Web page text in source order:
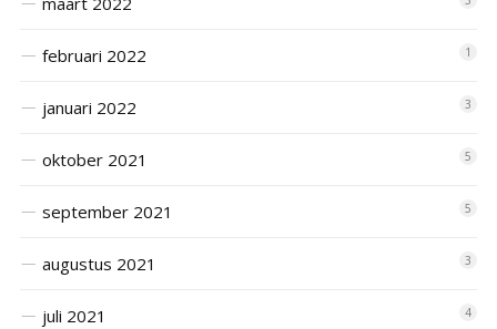
februari 2022 1
januari 2022 3
oktober 2021 5
september 2021 5
augustus 2021 3
juli 2021 4